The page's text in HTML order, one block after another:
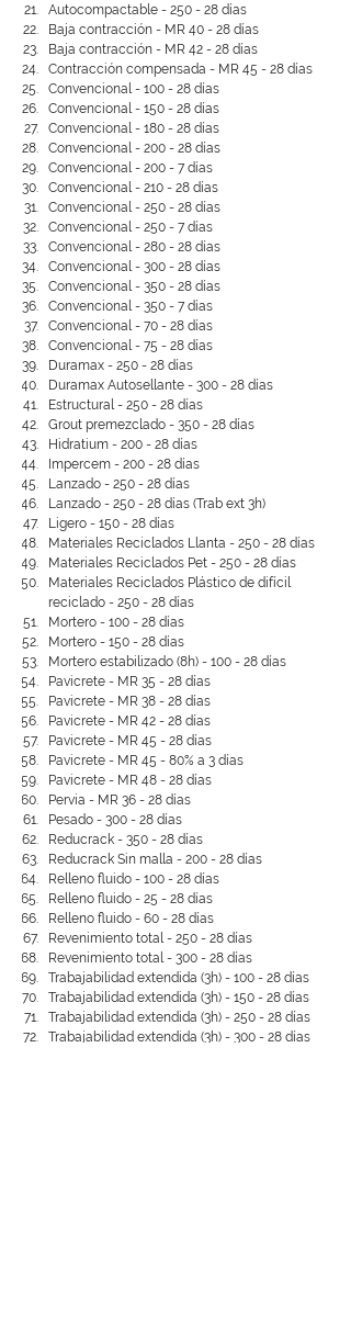
Autocompactable - 250 - 28 días
Baja contracción - MR 40 - 28 días
Baja contracción - MR 42 - 28 días
Contracción compensada - MR 45 - 28 días
Convencional - 100 - 28 días
Convencional - 150 - 28 días
Convencional - 180 - 28 días
Convencional - 200 - 28 días
Convencional - 200 - 7 días
Convencional - 210 - 28 días
Convencional - 250 - 28 días
Convencional - 250 - 7 días
Convencional - 280 - 28 días
Convencional - 300 - 28 días
Convencional - 350 - 28 días
Convencional - 350 - 7 días
Convencional - 70 - 28 días
Convencional - 75 - 28 días
Duramax - 250 - 28 días
Duramax Autosellante - 300 - 28 días
Estructural - 250 - 28 días
Grout premezclado - 350 - 28 días
Hidratium - 200 - 28 días
Impercem - 200 - 28 días
Lanzado - 250 - 28 días
Lanzado - 250 - 28 días (Trab ext 3h)
Ligero - 150 - 28 días
Materiales Reciclados Llanta - 250 - 28 días
Materiales Reciclados Pet - 250 - 28 días
Materiales Reciclados Plástico de difícil
reciclado - 250 - 28 días
Mortero - 100 - 28 días
Mortero - 150 - 28 días
Mortero estabilizado (8h) - 100 - 28 días
Pavicrete - MR 35 - 28 días
Pavicrete - MR 38 - 28 días
Pavicrete - MR 42 - 28 días
Pavicrete - MR 45 - 28 días
Pavicrete - MR 45 - 80% a 3 días
Pavicrete - MR 48 - 28 días
Pervia - MR 36 - 28 días
Pesado - 300 - 28 días
Reducrack - 350 - 28 días
Reducrack Sin malla - 200 - 28 días
Relleno fluido - 100 - 28 días
Relleno fluido - 25 - 28 días
Relleno fluido - 60 - 28 días
Revenimiento total - 250 - 28 días
Revenimiento total - 300 - 28 días
Trabajabilidad extendida (3h) - 100 - 28 días
Trabajabilidad extendida (3h) - 150 - 28 días
Trabajabilidad extendida (3h) - 250 - 28 días
Trabajabilidad extendida (3h) - 300 - 28 días